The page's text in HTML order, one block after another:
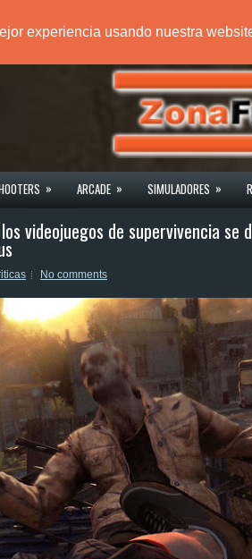
experiencia usando nuestra
» ARCADE » SIMULADORES »
videojuegos de supervivencia se
No comments